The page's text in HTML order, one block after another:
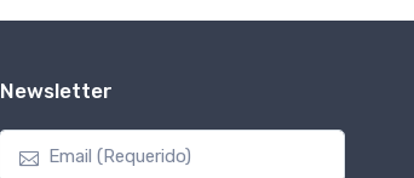
Newsletter